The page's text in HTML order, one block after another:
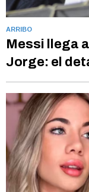
ARRIBO
Messi llega
Jorge: el